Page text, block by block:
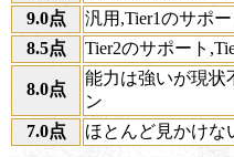
9.0点
汎用,Tier1のサポ
8.5点
Tier2のサポート
8.0点
能力は強いが現状
ン
7.0点
ほとんど見かけな